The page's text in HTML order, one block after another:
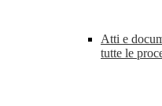
Atti e
tutte le